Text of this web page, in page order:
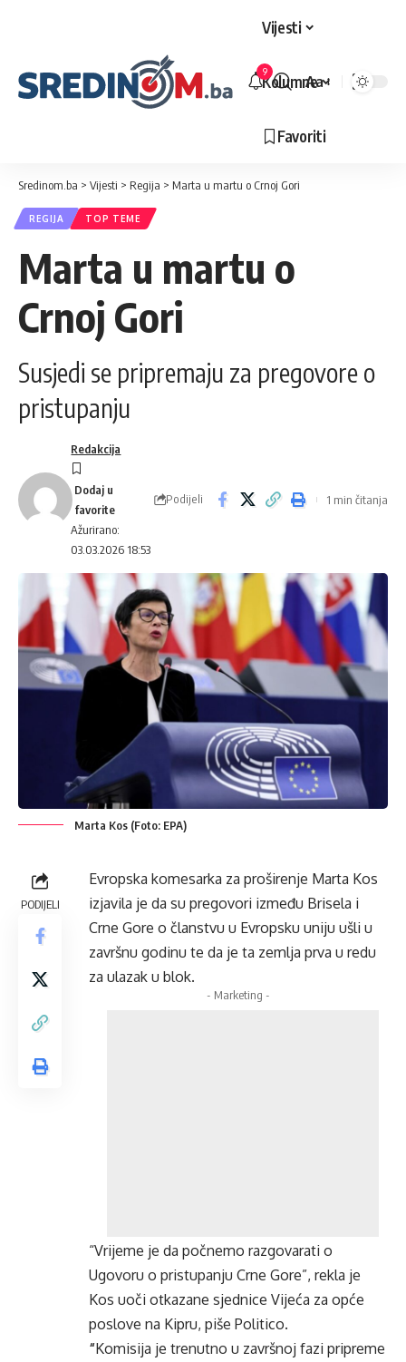
Vijesti
Kolumne
Favoriti
9
Veličina
Aa
Sredinom.ba > Vijesti > Regija > Marta u martu o Crnoj Gori
REGIJA TOP TEME
Marta u martu o
Crnoj Gori
Susjedi se pripremaju za pregovore o
pristupanju
Ažurirano:
03.03.2026 18:53
Redakcija
Podijeli 1 min čitanja
Marta Kos (Foto: EPA)
PODIJELI
Evropska komesarka za proširenje Marta Kos
izjavila je da su pregovori između Brisela i
Crne Gore o članstvu u Evropsku uniju ušli u
završnu godinu te da je ta zemlja prva u redu
za ulazak u blok.
- Marketing -
“Vrijeme je da počnemo razgovarati o
Ugovoru o pristupanju Crne Gore”, rekla je
Kos uoči otkazane sjednice Vijeća za opće
poslove na Kipru, piše Politico.
“Komisija je trenutno u završnoj fazi pripreme